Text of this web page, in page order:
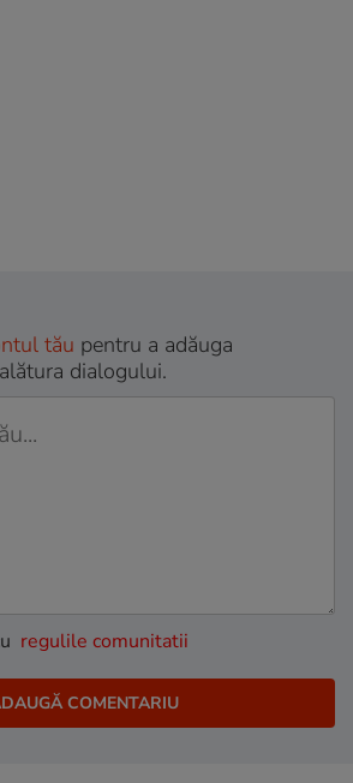
tău pentru a adăuga
dialogului.
regulile comunitatii